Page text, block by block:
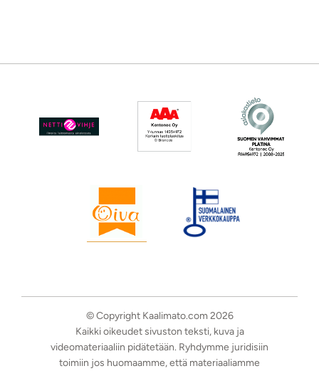
© Copyright Kaalimato.com 2026
Kaikki oikeudet sivuston teksti, kuva ja
videomateriaaliin pidätetään. Ryhdymme juridisiin
toimiin jos huomaamme, että materiaaliamme